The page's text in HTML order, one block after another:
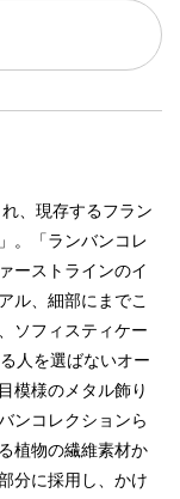
、現存するフラン
。「ランバンコレ
ーストラインのイ
ル、細部にまでこ
ソフィスティケー
人を選ばないオー
模様のメタル飾り
ンコレクションら
植物の繊維素材か
分に採用し、かけ